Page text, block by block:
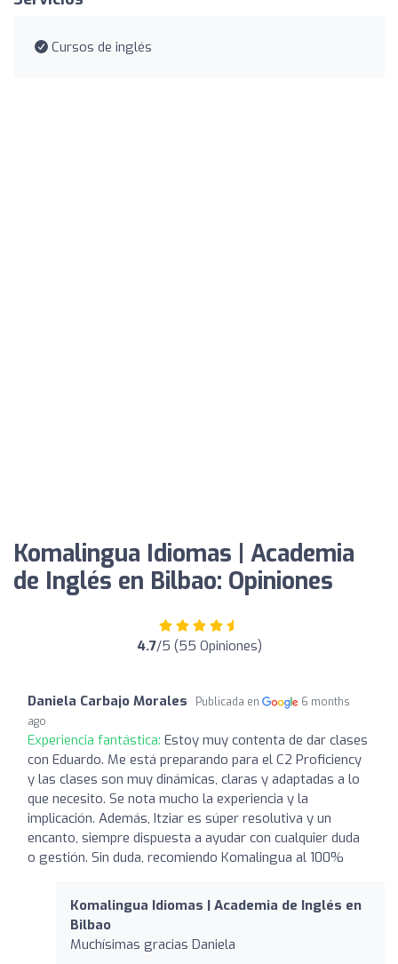
Cursos de inglés
Komalingua Idiomas | Academia
de Inglés en Bilbao: Opiniones
4.7/5 (55 Opiniones)
Daniela Carbajo Morales Publicada en
6 months
ago
Experiencia fantástica: Estoy muy contenta de dar clases
con Eduardo. Me está preparando para el C2 Proficiency
y las clases son muy dinámicas, claras y adaptadas a lo
que necesito. Se nota mucho la experiencia y la
implicación. Además, Itziar es súper resolutiva y un
encanto, siempre dispuesta a ayudar con cualquier duda
o gestión. Sin duda, recomiendo Komalingua al 100%
Komalingua Idiomas | Academia de Inglés en
Bilbao
Muchísimas gracias Daniela